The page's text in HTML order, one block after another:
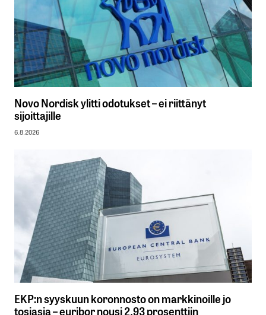
Novo Nordisk ylitti odotukset – ei riittänyt
sijoittajille
6.8.2026
EKP:n syyskuun koronnosto on markkinoille jo
tosiasia – euribor nousi 2,93 prosenttiin